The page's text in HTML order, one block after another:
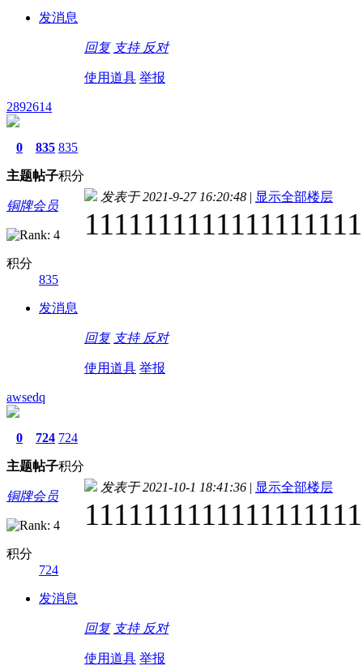
发消息
回复 支持 反对
使用道具 举报
2892614
0
主题
835
帖子
835
积分
铜牌会员
积分
835
发消息
发表于 2021-9-27 16:20:48 | 显示全部楼层
回复 支持 反对
使用道具 举报
awsedq
0
主题
724
帖子
724
积分
铜牌会员
积分
724
发消息
发表于 2021-10-1 18:41:36 | 显示全部楼层
回复 支持 反对
使用道具 举报